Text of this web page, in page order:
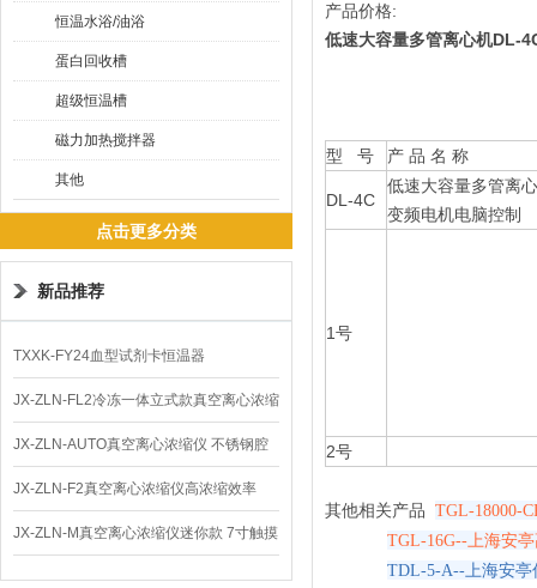
恒温水浴/油浴
蛋白回收槽
超级恒温槽
磁力加热搅拌器
其他
点击更多分类
新品推荐
TXXK-FY24血型试剂卡恒温器
JX-ZLN-FL2冷冻一体立式款真空离心浓缩
仪 低温功能
JX-ZLN-AUTO真空离心浓缩仪 不锈钢腔
体
JX-ZLN-F2真空离心浓缩仪高浓缩效率
JX-ZLN-M真空离心浓缩仪迷你款 7寸触摸
屏
产品价格:
低速大容量多管离心机DL-
型 号 产 品 名 称
DL-4C
低速大容量多管离
变频电机电脑控制
1号
2号
其他相关产品 TGL-18000-
TGL-16G--上海安
TDL-5-A--上海安